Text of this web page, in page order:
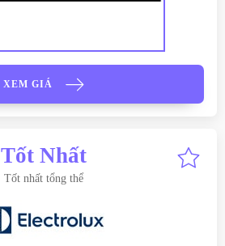
XEM GIÁ
Tốt Nhất
Tốt nhất tổng thể